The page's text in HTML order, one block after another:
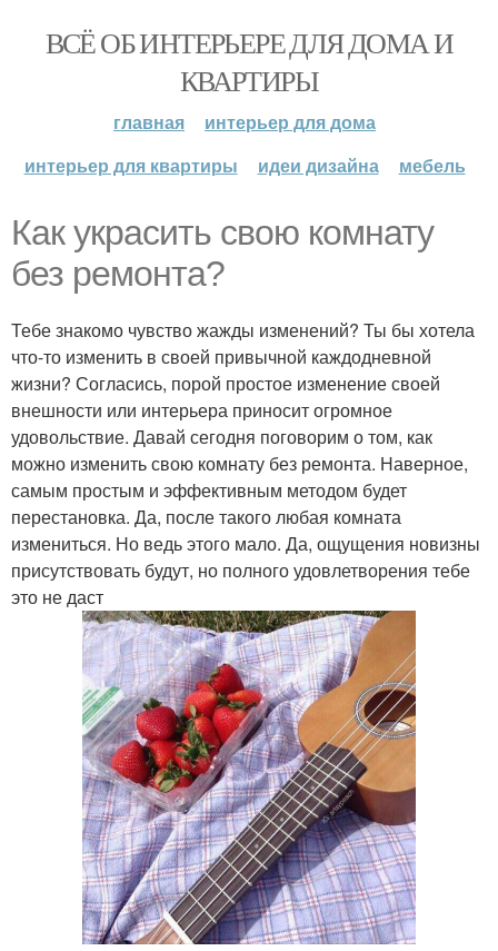
ВСЁ ОБ ИНТЕРЬЕРЕ ДЛЯ ДОМА И
КВАРТИРЫ
главная
интерьер для дома
интерьер для квартиры
идеи дизайна мебель
Как украсить свою комнату
без ремонта?
Тебе знакомо чувство жажды изменений? Ты бы хотела
что-то изменить в своей привычной каждодневной
жизни? Согласись, порой простое изменение своей
внешности или интерьера приносит огромное
удовольствие. Давай сегодня поговорим о том, как
можно изменить свою комнату без ремонта. Наверное,
самым простым и эффективным методом будет
перестановка. Да, после такого любая комната
измениться. Но ведь этого мало. Да, ощущения новизны
присутствовать будут, но полного удовлетворения тебе
это не даст